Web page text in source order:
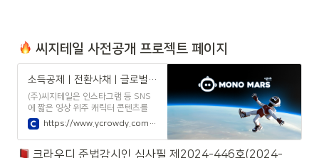
씨지테일 사전공개 프로젝트 페이지
소득공제 | 전환사채 | 글로벌 3D 캐릭터 및 애니메이션 콘텐츠|주식회사 씨지테일 - 사전공개 | 크라우디
(주)씨지테일은 인스타그램 등 SNS
에 짧은 영상 위주 캐릭터 콘텐츠를
올리고 팬들을 확보한 후 이를 바탕으
로 다양한 IP 사업을 진행하는 국내 최
고 수준의 글로벌 3D 캐릭터 및 애니
메이션 콘텐츠 전문 기업입니다.
https://www.ycrowdy.com/open/1639
크라우디 준법감시인 심사필 제2024-446호(2024-